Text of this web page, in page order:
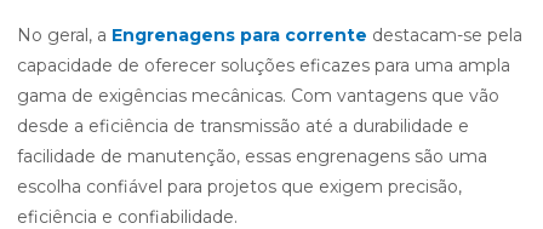
No geral, a Engrenagens para corrente destacam-se pela
capacidade de oferecer soluções eficazes para uma ampla
gama de exigências mecânicas. Com vantagens que vão
desde a eficiência de transmissão até a durabilidade e
facilidade de manutenção, essas engrenagens são uma
escolha confiável para projetos que exigem precisão,
eficiência e confiabilidade.